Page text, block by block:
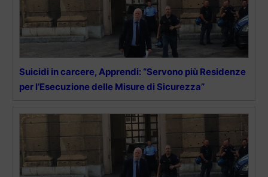
Suicidi in carcere, Apprendi: “Servono più Residenze
per l’Esecuzione delle Misure di Sicurezza”